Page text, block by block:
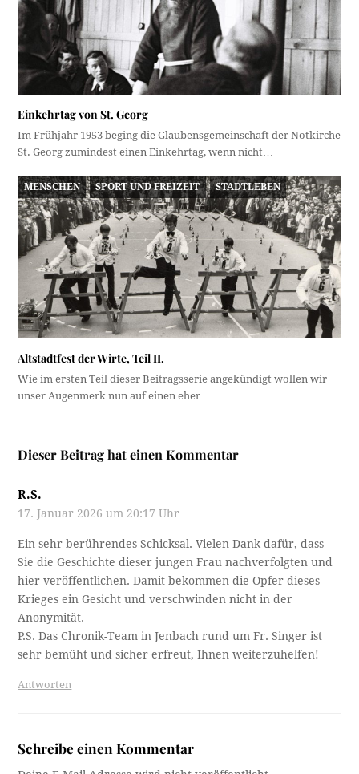
Einkehrtag von St. Georg
Im Frühjahr 1953 beging die Glaubensgemeinschaft der Notkirche
St. Georg zumindest einen Einkehrtag, wenn nicht…
MENSCHEN SPORT UND FREIZEIT STADTLEBEN
Altstadtfest der Wirte, Teil II.
Wie im ersten Teil dieser Beitragsserie angekündigt wollen wir
unser Augenmerk nun auf einen eher…
Dieser Beitrag hat einen Kommentar
R.S.
17. Januar 2026 um 20:17 Uhr
Ein sehr berührendes Schicksal. Vielen Dank dafür, dass
Sie die Geschichte dieser jungen Frau nachverfolgten und
hier veröffentlichen. Damit bekommen die Opfer dieses
Krieges ein Gesicht und verschwinden nicht in der
Anonymität.
P.S. Das Chronik-Team in Jenbach rund um Fr. Singer ist
sehr bemüht und sicher erfreut, Ihnen weiterzuhelfen!
Antworten
Schreibe einen Kommentar